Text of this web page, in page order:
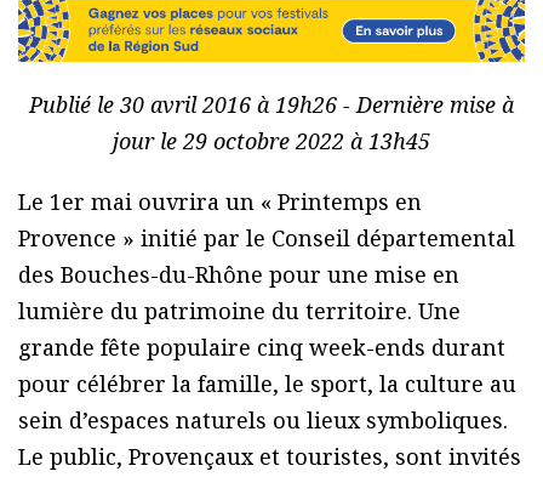
Publié le 30 avril 2016 à 19h26 - Dernière mise à
jour le 29 octobre 2022 à 13h45
Le 1er mai ouvrira un « Printemps en
Provence » initié par le Conseil départemental
des Bouches-du-Rhône pour une mise en
lumière du patrimoine du territoire. Une
grande fête populaire cinq week-ends durant
pour célébrer la famille, le sport, la culture au
sein d’espaces naturels ou lieux symboliques.
Le public, Provençaux et touristes, sont invités